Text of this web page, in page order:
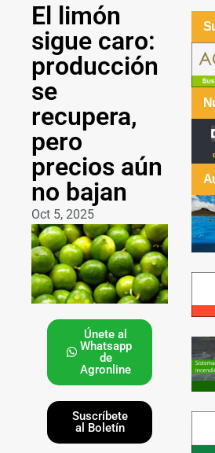
El limón
sigue caro:
producción
se
recupera,
pero
precios aún
no bajan
Oct 5, 2025
Únete al
Whatsapp
de
Agronline
Suscríbete
al Boletín